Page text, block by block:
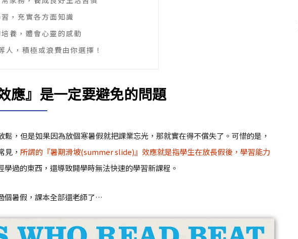
，充實各方面知識
養，體會心靈的感動
人，積極或浪費由你選擇！
應』是一定要避免的問題
鬆，但是如果因為放個寒暑假就把課業忘光，那就實在得不償失了。可惜的是，
見， 所謂的『暑期滑坡(summer slide)』效應就是指學生在放長假後，學習能力
學過的東西，還導致開學時無法快速的學習新課程。
個暑假，課本全部還老師了…